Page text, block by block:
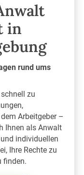
in
rund ums
zu
Arbeitgeber –
Ihnen als Anwalt
individuellen
Ihre Rechte zu
finden.